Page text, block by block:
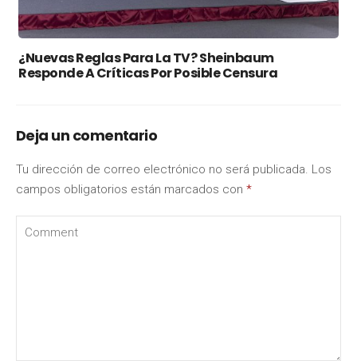
¿Nuevas Reglas Para La TV? Sheinbaum
Responde A Críticas Por Posible Censura
Deja un comentario
Tu dirección de correo electrónico no será publicada. Los
campos obligatorios están marcados con *